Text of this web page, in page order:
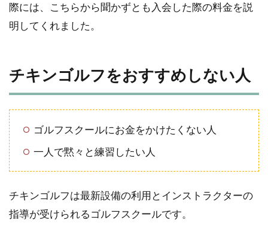
際には、こちらから聞かずとも入会した際の料金を説
明してくれました。
チキンゴルフをおすすめしない人
ゴルフスクールにお金をかけたくない人
一人で黙々と練習したい人
チキンゴルフは最新設備の利用とインストラクターの
指導が受けられるゴルフスクールです。